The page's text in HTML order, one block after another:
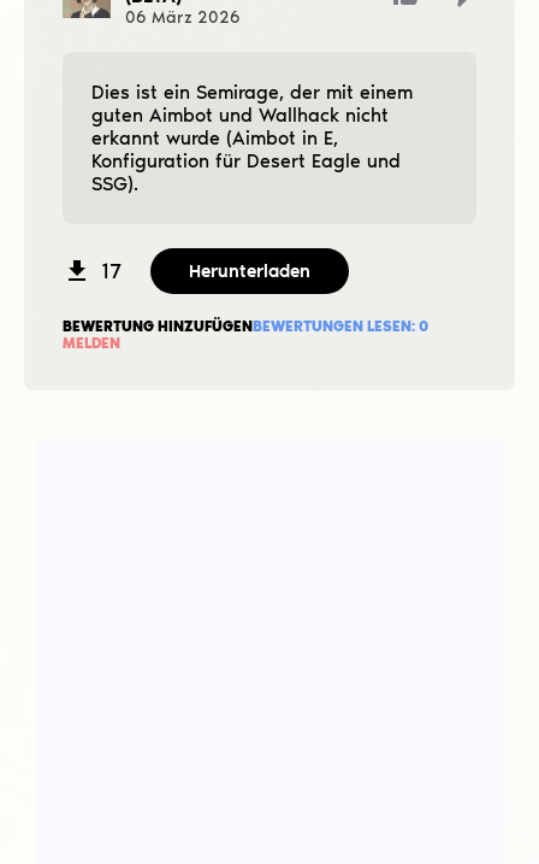
06 März 2026
Dies ist ein Semirage, der mit einem
guten Aimbot und Wallhack nicht
erkannt wurde (Aimbot in E,
Konfiguration für Desert Eagle und
SSG).
17 Herunterladen
BEWERTUNG HINZUFÜGENBEWERTUNGEN LESEN: 0
MELDEN